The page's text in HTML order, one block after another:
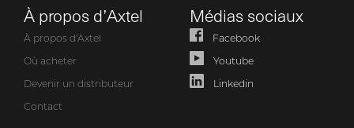
À propos d’Axtel
À propos d’Axtel
Où acheter
Devenir un distributeur
Contact
Médias sociaux
Facebook
Youtube
Linkedin